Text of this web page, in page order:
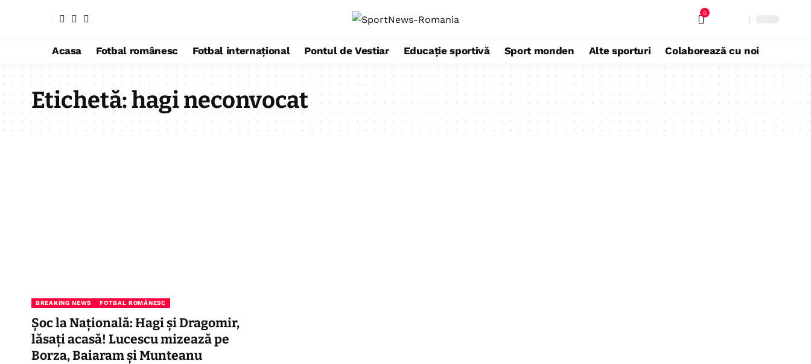
0
Acasa Fotbal românesc Fotbal internațional Pontul de Vestiar Educație sportivă Sport monden Alte sporturi Colaborează cu noi
Etichetă:hagi neconvocat
BREAKING NEWS FOTBAL ROMÂNESC
Șoc la Națională: Hagi și Dragomir,
lăsați acasă! Lucescu mizează pe
Borza, Baiaram și Munteanu